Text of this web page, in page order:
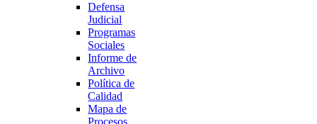
Defensa
Judicial
Programas
Sociales
Informe de
Archivo
Política de
Calidad
Mapa de
Procesos